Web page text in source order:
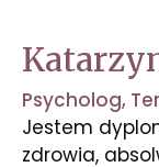
Psycholog,
Jestem
zdrowia,